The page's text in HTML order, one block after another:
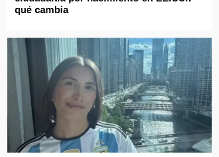
qué cambia